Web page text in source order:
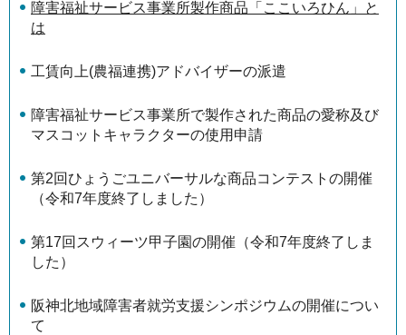
障害福祉サービス事業所製作商品「ここいろひん」と
は
工賃向上(農福連携)アドバイザーの派遣
障害福祉サービス事業所で製作された商品の愛称及び
マスコットキャラクターの使用申請
第2回ひょうごユニバーサルな商品コンテストの開催
（令和7年度終了しました）
第17回スウィーツ甲子園の開催（令和7年度終了しま
した）
阪神北地域障害者就労支援シンポジウムの開催につい
て